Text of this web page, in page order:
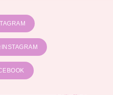
INSTAGRAM